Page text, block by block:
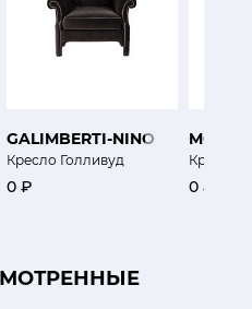
GALIMBERTI-NINO
Кресло Голливуд
0 ₽
Кресло
0 ₽